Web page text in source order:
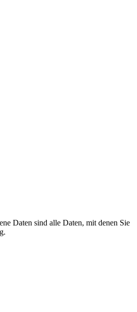
Daten sind alle Daten, mit denen Sie